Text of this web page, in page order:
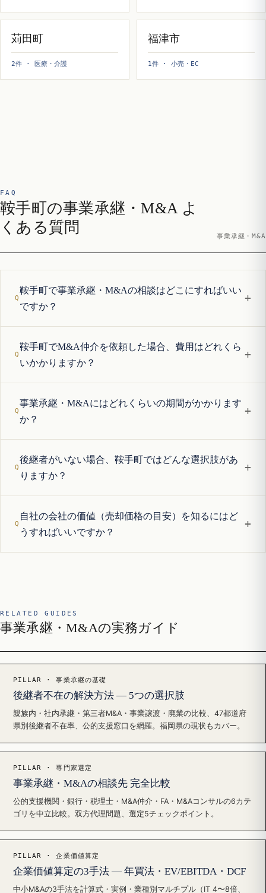
苅田町
2件 · 医療・介護
福津市
1件 · 小売・EC
FAQ
鞍手町の事業承継・M&A よ
くある質問
事業承継・M&A
鞍手町で事業承継・M&Aの相談はどこにすればいい
ですか？
+
鞍手町でM&A仲介を依頼した場合、費用はどれくら
いかかりますか？
+
事業承継・M&Aにはどれくらいの期間がかかります
か？
+
後継者がいない場合、鞍手町ではどんな選択肢があ
りますか？
+
自社の会社の価値（売却価格の目安）を知るにはど
うすればいいですか？
+
RELATED GUIDES
事業承継・M&Aの実務ガイド
PILLAR · 事業承継の基礎
後継者不在の解決方法 — 5つの選択肢
親族内・社内承継・第三者M&A・事業譲渡・廃業の比較、47都道府
県別後継者不在率、公的支援窓口を網羅。福岡県の現状もカバー。
PILLAR · 専門家選定
事業承継・M&Aの相談先 完全比較
公的支援機関・銀行・税理士・M&A仲介・FA・M&Aコンサルの6カテ
ゴリを中立比較。双方代理問題、選定5チェックポイント。
PILLAR · 企業価値算定
企業価値算定の3手法 — 年買法・EV/EBITDA・DCF
中小M&Aの3手法を計算式・実例・業種別マルチプル（IT 4〜8倍、